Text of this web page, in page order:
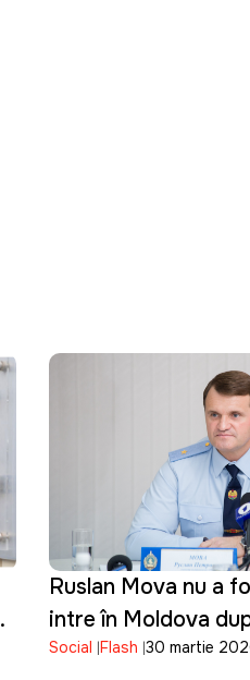
Ruslan Mova nu a
intre în Moldova
cetățeniei
Social Flash 30 martie